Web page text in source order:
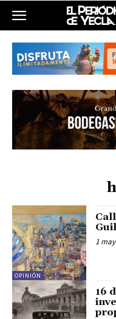
OPINIÓN
1
16